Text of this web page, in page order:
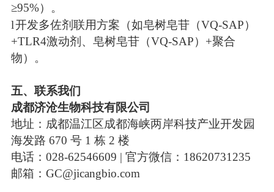
≥95%）。
l开发多佐剂联用方案（如皂树皂苷（VQ-SAP）
+TLR4激动剂、皂树皂苷（VQ-SAP）+聚合
物）。
五、联系我们
成都济沧生物科技有限公司
地址：成都温江区成都海峡两岸科技产业开发园
海发路 670 号 1 栋 2 楼
电话：028-62546609 | 官方微信：18620731235
邮箱：GC@jicangbio.com